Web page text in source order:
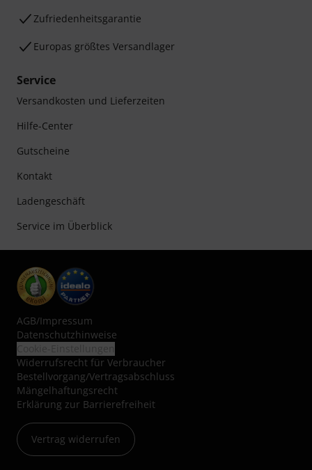
Zufriedenheitsgarantie
Europas größtes Versandlager
Service
Versandkosten und Lieferzeiten
Hilfe-Center
Gutscheine
Kontakt
Ladengeschäft
Service im Überblick
AGB/Impressum
Datenschutzhinweise
Widerrufsrecht für Verbraucher
Bestellvorgang/Vertragsabschluss
Mängelhaftungsrecht
Erklärung zur Barrierefreiheit
Vertrag widerrufen